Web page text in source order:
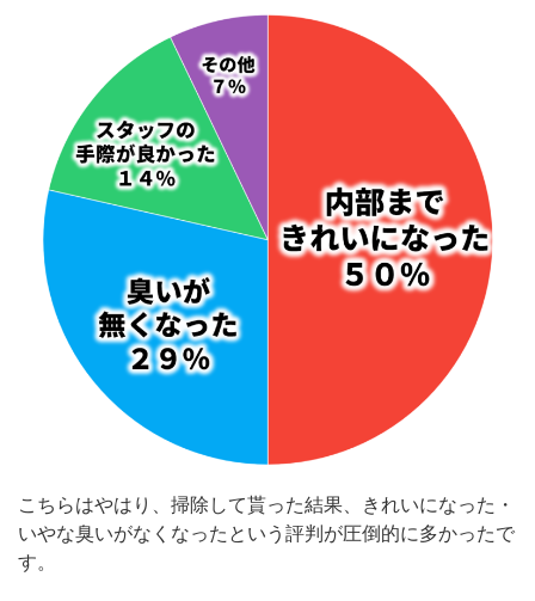
こちらはやはり、掃除して貰った結果、きれいになった・
いやな臭いがなくなったという評判が圧倒的に多かったで
す。